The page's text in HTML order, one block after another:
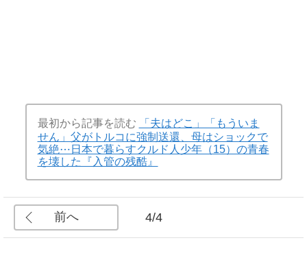
最初から記事を読む
「夫はどこ」「もういま
せん」父がトルコに強制送還、母はショックで
気絶⋯日本で暮らすクルド人少年（15）の青春
を壊した『入管の残酷』
前へ 4/4